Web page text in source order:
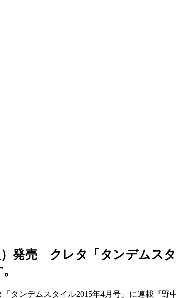
発売 クレタ「タンデムス
ンデムスタイル2015年4月号」に連載『野